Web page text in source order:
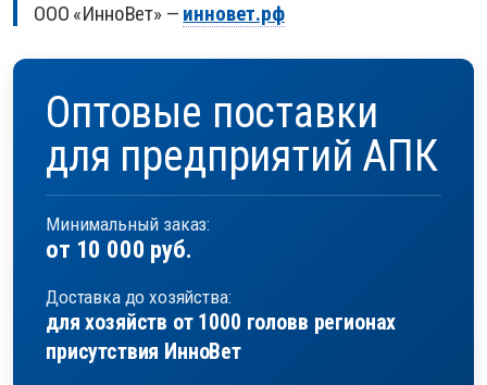
ООО «ИнноВет» — инновет.рф
Оптовые поставки
для предприятий АПК
Минимальный заказ:
от 10 000 руб.
Доставка до хозяйства:
для хозяйств от 1000 головв регионах
присутствия ИнноВет